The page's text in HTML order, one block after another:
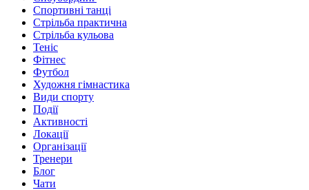
Спортивні танці
Стрільба практична
Стрільба кульова
Теніс
Фітнес
Футбол
Художня гімнастика
Види спорту
Події
Активності
Локації
Організації
Тренери
Блог
Чати